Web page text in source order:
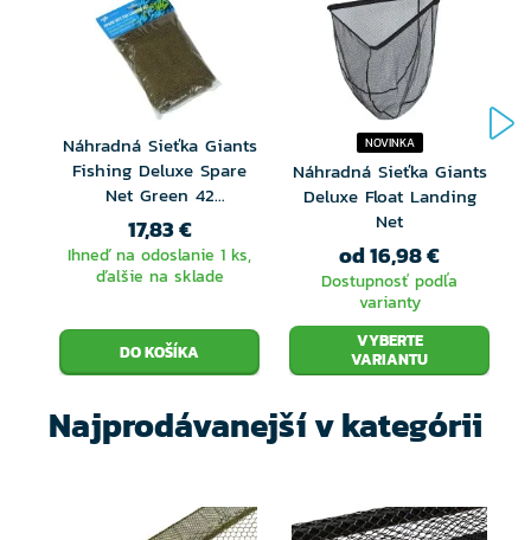
Náhradná Sieťka Giants
Fishing Deluxe Spare
Net Green 42
105x105cm
17,83 €
Ihneď na odoslanie 1 ks,
ďalšie na sklade
NOVINKA
Náhradná Sieťka Giants
Deluxe Float Landing
Net
od 16,98 €
Dostupnosť podľa
varianty
VYBERTE
VARIANTU
Najprodávanejší v kategórii